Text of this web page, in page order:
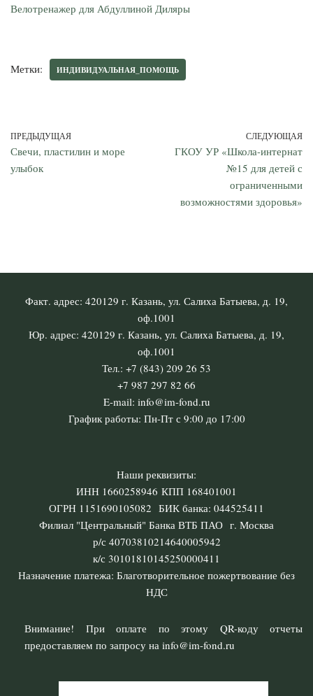
Велотренажер для Абдуллиной Диляры
Метки: ИНДИВИДУАЛЬНАЯ_ПОМОЩЬ
ПРЕДЫДУЩАЯ
Свечи, пластилин и море
улыбок
СЛЕДУЮЩАЯ
ГКОУ УР «Школа-интернат
№15 для детей с
ограниченными
возможностями здоровья»
Факт. адрес: 420129 г. Казань, ул. Салиха Батыева, д. 19,
оф.1001
Юр. адрес: 420129 г. Казань, ул. Салиха Батыева, д. 19,
оф.1001
Тел.: +7 (843) 209 26 53
+7 987 297 82 66
E-mail: info@im-fond.ru
График работы: Пн-Пт с 9:00 до 17:00
Наши реквизиты:
ИНН 1660258946 КПП 168401001
ОГРН 1151690105082 БИК банка: 044525411
Филиал "Центральный" Банка ВТБ ПАО г. Москва
р/с 40703810214640005942
к/с 30101810145250000411
Назначение платежа: Благотворительное пожертвование без
НДС
Внимание! При оплате по этому QR-коду отчеты
предоставляем по запросу на info@im-fond.ru